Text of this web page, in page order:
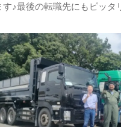
♪最後の転職先にもピッ